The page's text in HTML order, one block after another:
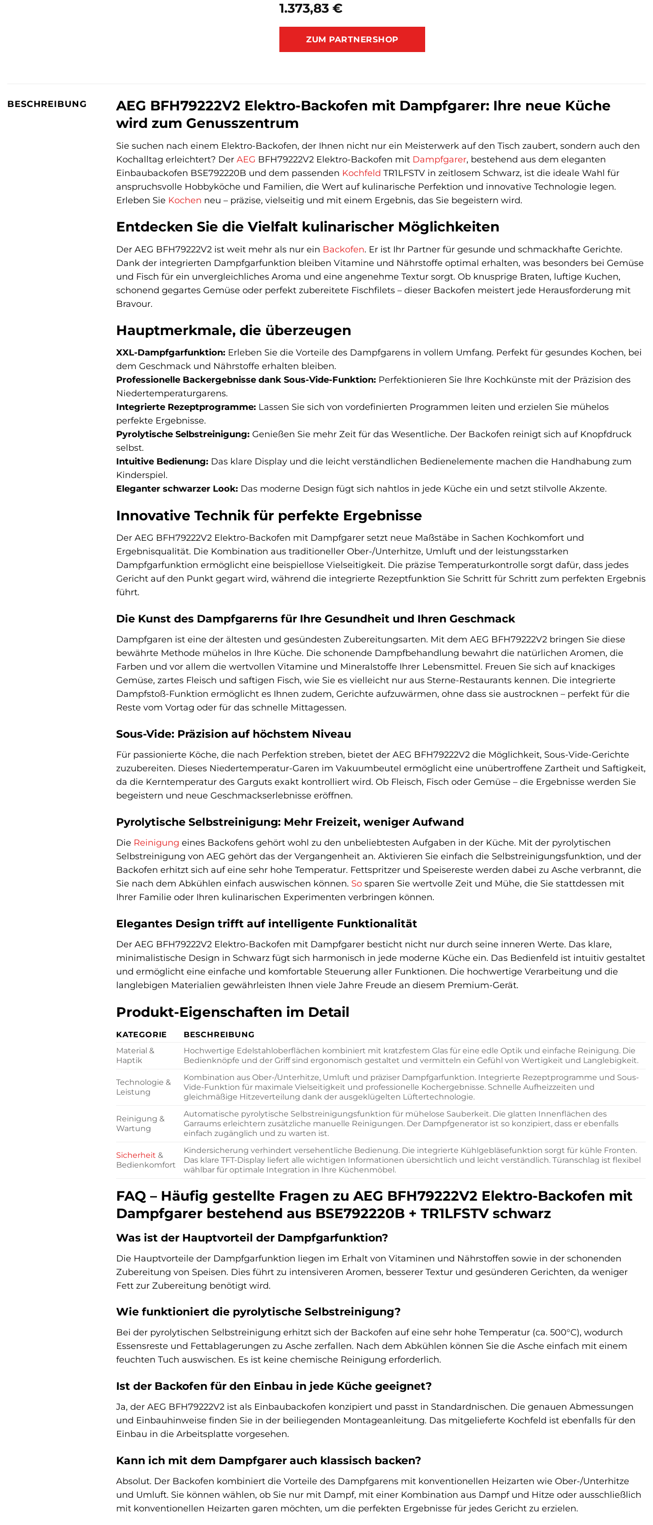
1.373,83 €
ZUM PARTNERSHOP
BESCHREIBUNG
AEG BFH79222V2 Elektro-Backofen mit Dampfgarer: Ihre neue Küche
wird zum Genusszentrum
Sie suchen nach einem Elektro-Backofen, der Ihnen nicht nur ein Meisterwerk auf den Tisch zaubert, sondern auch den
Kochalltag erleichtert? Der AEG BFH79222V2 Elektro-Backofen mit Dampfgarer, bestehend aus dem eleganten
Einbaubackofen BSE792220B und dem passenden Kochfeld TR1LFSTV in zeitlosem Schwarz, ist die ideale Wahl für
anspruchsvolle Hobbyköche und Familien, die Wert auf kulinarische Perfektion und innovative Technologie legen.
Erleben Sie Kochen neu – präzise, vielseitig und mit einem Ergebnis, das Sie begeistern wird.
Entdecken Sie die Vielfalt kulinarischer Möglichkeiten
Der AEG BFH79222V2 ist weit mehr als nur ein Backofen. Er ist Ihr Partner für gesunde und schmackhafte Gerichte.
Dank der integrierten Dampfgarfunktion bleiben Vitamine und Nährstoffe optimal erhalten, was besonders bei Gemüse
und Fisch für ein unvergleichliches Aroma und eine angenehme Textur sorgt. Ob knusprige Braten, luftige Kuchen,
schonend gegartes Gemüse oder perfekt zubereitete Fischfilets – dieser Backofen meistert jede Herausforderung mit
Bravour.
Hauptmerkmale, die überzeugen
XXL-Dampfgarfunktion: Erleben Sie die Vorteile des Dampfgarens in vollem Umfang. Perfekt für gesundes Kochen, bei
dem Geschmack und Nährstoffe erhalten bleiben.
Professionelle Backergebnisse dank Sous-Vide-Funktion: Perfektionieren Sie Ihre Kochkünste mit der Präzision des
Niedertemperaturgarens.
Integrierte Rezeptprogramme: Lassen Sie sich von vordefinierten Programmen leiten und erzielen Sie mühelos
perfekte Ergebnisse.
Pyrolytische Selbstreinigung: Genießen Sie mehr Zeit für das Wesentliche. Der Backofen reinigt sich auf Knopfdruck
selbst.
Intuitive Bedienung: Das klare Display und die leicht verständlichen Bedienelemente machen die Handhabung zum
Kinderspiel.
Eleganter schwarzer Look: Das moderne Design fügt sich nahtlos in jede Küche ein und setzt stilvolle Akzente.
Innovative Technik für perfekte Ergebnisse
Der AEG BFH79222V2 Elektro-Backofen mit Dampfgarer setzt neue Maßstäbe in Sachen Kochkomfort und
Ergebnisqualität. Die Kombination aus traditioneller Ober-/Unterhitze, Umluft und der leistungsstarken
Dampfgarfunktion ermöglicht eine beispiellose Vielseitigkeit. Die präzise Temperaturkontrolle sorgt dafür, dass jedes
Gericht auf den Punkt gegart wird, während die integrierte Rezeptfunktion Sie Schritt für Schritt zum perfekten Ergebnis
führt.
Die Kunst des Dampfgarerns für Ihre Gesundheit und Ihren Geschmack
Dampfgaren ist eine der ältesten und gesündesten Zubereitungsarten. Mit dem AEG BFH79222V2 bringen Sie diese
bewährte Methode mühelos in Ihre Küche. Die schonende Dampfbehandlung bewahrt die natürlichen Aromen, die
Farben und vor allem die wertvollen Vitamine und Mineralstoffe Ihrer Lebensmittel. Freuen Sie sich auf knackiges
Gemüse, zartes Fleisch und saftigen Fisch, wie Sie es vielleicht nur aus Sterne-Restaurants kennen. Die integrierte
Dampfstoß-Funktion ermöglicht es Ihnen zudem, Gerichte aufzuwärmen, ohne dass sie austrocknen – perfekt für die
Reste vom Vortag oder für das schnelle Mittagessen.
Sous-Vide: Präzision auf höchstem Niveau
Für passionierte Köche, die nach Perfektion streben, bietet der AEG BFH79222V2 die Möglichkeit, Sous-Vide-Gerichte
zuzubereiten. Dieses Niedertemperatur-Garen im Vakuumbeutel ermöglicht eine unübertroffene Zartheit und Saftigkeit,
da die Kerntemperatur des Garguts exakt kontrolliert wird. Ob Fleisch, Fisch oder Gemüse – die Ergebnisse werden Sie
begeistern und neue Geschmackserlebnisse eröffnen.
Pyrolytische Selbstreinigung: Mehr Freizeit, weniger Aufwand
Die Reinigung eines Backofens gehört wohl zu den unbeliebtesten Aufgaben in der Küche. Mit der pyrolytischen
Selbstreinigung von AEG gehört das der Vergangenheit an. Aktivieren Sie einfach die Selbstreinigungsfunktion, und der
Backofen erhitzt sich auf eine sehr hohe Temperatur. Fettspritzer und Speisereste werden dabei zu Asche verbrannt, die
Sie nach dem Abkühlen einfach auswischen können. So sparen Sie wertvolle Zeit und Mühe, die Sie stattdessen mit
Ihrer Familie oder Ihren kulinarischen Experimenten verbringen können.
Elegantes Design trifft auf intelligente Funktionalität
Der AEG BFH79222V2 Elektro-Backofen mit Dampfgarer besticht nicht nur durch seine inneren Werte. Das klare,
minimalistische Design in Schwarz fügt sich harmonisch in jede moderne Küche ein. Das Bedienfeld ist intuitiv gestaltet
und ermöglicht eine einfache und komfortable Steuerung aller Funktionen. Die hochwertige Verarbeitung und die
langlebigen Materialien gewährleisten Ihnen viele Jahre Freude an diesem Premium-Gerät.
Produkt-Eigenschaften im Detail
KATEGORIE
BESCHREIBUNG
Material &
Haptik
Hochwertige Edelstahloberflächen kombiniert mit kratzfestem Glas für eine edle Optik und einfache Reinigung. Die
Bedienknöpfe und der Griff sind ergonomisch gestaltet und vermitteln ein Gefühl von Wertigkeit und Langlebigkeit.
Technologie &
Leistung
Kombination aus Ober-/Unterhitze, Umluft und präziser Dampfgarfunktion. Integrierte Rezeptprogramme und Sous-
Vide-Funktion für maximale Vielseitigkeit und professionelle Kochergebnisse. Schnelle Aufheizzeiten und
gleichmäßige Hitzeverteilung dank der ausgeklügelten Lüftertechnologie.
Reinigung &
Wartung
Automatische pyrolytische Selbstreinigungsfunktion für mühelose Sauberkeit. Die glatten Innenflächen des
Garraums erleichtern zusätzliche manuelle Reinigungen. Der Dampfgenerator ist so konzipiert, dass er ebenfalls
einfach zugänglich und zu warten ist.
Sicherheit &
Bedienkomfort
Kindersicherung verhindert versehentliche Bedienung. Die integrierte Kühlgebläsefunktion sorgt für kühle Fronten.
Das klare TFT-Display liefert alle wichtigen Informationen übersichtlich und leicht verständlich. Türanschlag ist flexibel
wählbar für optimale Integration in Ihre Küchenmöbel.
FAQ – Häufig gestellte Fragen zu AEG BFH79222V2 Elektro-Backofen mit
Dampfgarer bestehend aus BSE792220B + TR1LFSTV schwarz
Was ist der Hauptvorteil der Dampfgarfunktion?
Die Hauptvorteile der Dampfgarfunktion liegen im Erhalt von Vitaminen und Nährstoffen sowie in der schonenden
Zubereitung von Speisen. Dies führt zu intensiveren Aromen, besserer Textur und gesünderen Gerichten, da weniger
Fett zur Zubereitung benötigt wird.
Wie funktioniert die pyrolytische Selbstreinigung?
Bei der pyrolytischen Selbstreinigung erhitzt sich der Backofen auf eine sehr hohe Temperatur (ca. 500°C), wodurch
Essensreste und Fettablagerungen zu Asche zerfallen. Nach dem Abkühlen können Sie die Asche einfach mit einem
feuchten Tuch auswischen. Es ist keine chemische Reinigung erforderlich.
Ist der Backofen für den Einbau in jede Küche geeignet?
Ja, der AEG BFH79222V2 ist als Einbaubackofen konzipiert und passt in Standardnischen. Die genauen Abmessungen
und Einbauhinweise finden Sie in der beiliegenden Montageanleitung. Das mitgelieferte Kochfeld ist ebenfalls für den
Einbau in die Arbeitsplatte vorgesehen.
Kann ich mit dem Dampfgarer auch klassisch backen?
Absolut. Der Backofen kombiniert die Vorteile des Dampfgarens mit konventionellen Heizarten wie Ober-/Unterhitze
und Umluft. Sie können wählen, ob Sie nur mit Dampf, mit einer Kombination aus Dampf und Hitze oder ausschließlich
mit konventionellen Heizarten garen möchten, um die perfekten Ergebnisse für jedes Gericht zu erzielen.